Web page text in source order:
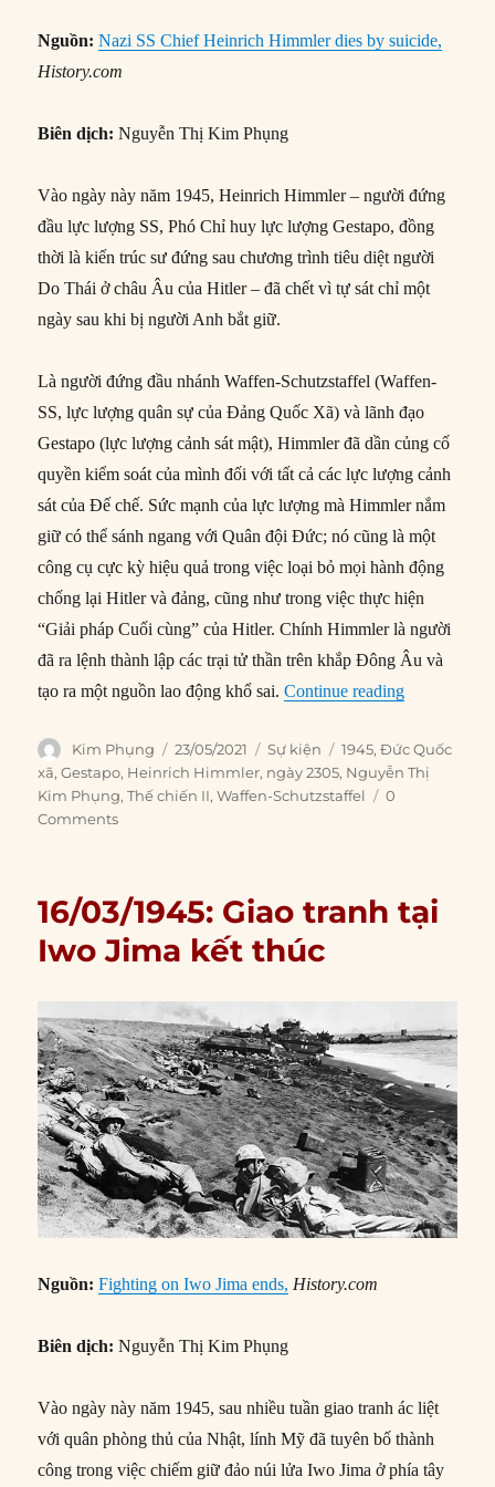
Nguồn: Nazi SS Chief Heinrich Himmler dies by suicide,
History.com
Biên dịch: Nguyễn Thị Kim Phụng
Vào ngày này năm 1945, Heinrich Himmler – người đứng
đầu lực lượng SS, Phó Chỉ huy lực lượng Gestapo, đồng
thời là kiến trúc sư đứng sau chương trình tiêu diệt người
Do Thái ở châu Âu của Hitler – đã chết vì tự sát chỉ một
ngày sau khi bị người Anh bắt giữ.
Là người đứng đầu nhánh Waffen-Schutzstaffel (Waffen-
SS, lực lượng quân sự của Đảng Quốc Xã) và lãnh đạo
Gestapo (lực lượng cảnh sát mật), Himmler đã dần củng cố
quyền kiểm soát của mình đối với tất cả các lực lượng cảnh
sát của Đế chế. Sức mạnh của lực lượng mà Himmler nắm
giữ có thể sánh ngang với Quân đội Đức; nó cũng là một
công cụ cực kỳ hiệu quả trong việc loại bỏ mọi hành động
chống lại Hitler và đảng, cũng như trong việc thực hiện
“Giải pháp Cuối cùng” của Hitler. Chính Himmler là người
đã ra lệnh thành lập các trại tử thần trên khắp Đông Âu và
tạo ra một nguồn lao động khổ sai.Continue reading“23/05/
Author
Kim Phụng
Posted
on
23/05/2021 Categories
Sự kiện Tags
1945,Đức Quốc
xã,Gestapo, Heinrich Himmler, ngày 2305, Nguyễn Thị
Kim Phụng,Thế chiến II,Waffen-Schutzstaffel
0
Comments
16/03/1945: Giao tranh tại
Iwo Jima kết thúc
Nguồn:Fighting on Iwo Jima ends, History.com
Biên dịch: Nguyễn Thị Kim Phụng
Vào ngày này năm 1945, sau nhiều tuần giao tranh ác liệt
với quân phòng thủ của Nhật, lính Mỹ đã tuyên bố thành
công trong việc chiếm giữ đảo núi lửa Iwo Jima ở phía tây